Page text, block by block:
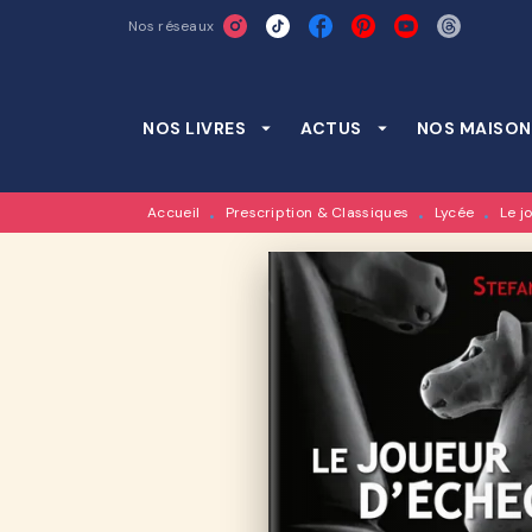
RECHERCHE CONTENU
Nos réseaux
NOS LIVRES arrow_drop_down ACTUS arrow_drop_down NOS
Accueil • Prescription & Classiques • Lycée • Le